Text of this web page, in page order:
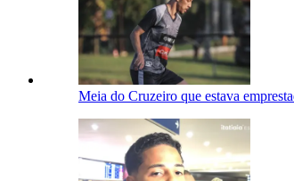
Meia do Cruzeiro que estava